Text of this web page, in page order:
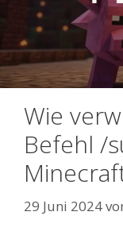
Wie
Befehl /
29 Juni 2024